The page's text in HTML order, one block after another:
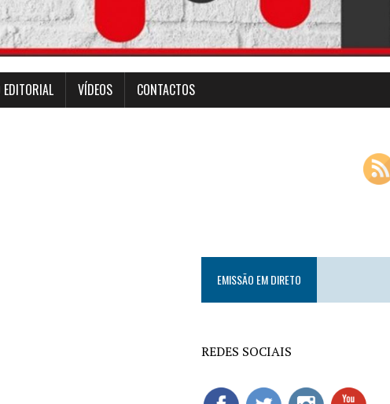
EDITORIAL VÍDEOS CONTACTOS
EMISSÃO EM DIRETO
REDES SOCIAIS